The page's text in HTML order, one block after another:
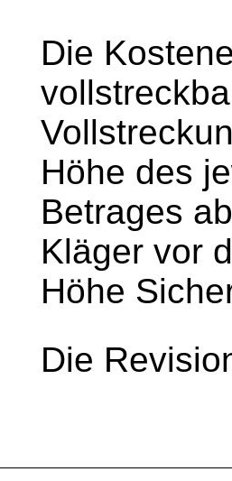
Die
Höhe des
Betrages
Kläger vor
Höhe
Die